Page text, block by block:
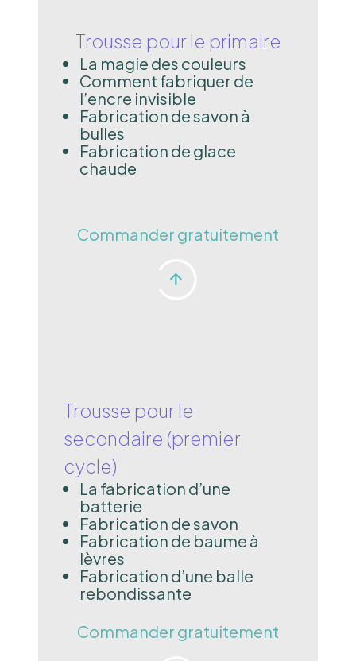
Trousse pour le primaire
La magie des couleurs
Comment fabriquer de
l’encre invisible
Fabrication de savon à
bulles
Fabrication de glace
chaude
Commander gratuitement
Trousse pour le
secondaire (premier
cycle)
La fabrication d’une
batterie
Fabrication de savon
Fabrication de baume à
lèvres
Fabrication d’une balle
rebondissante
Commander gratuitement